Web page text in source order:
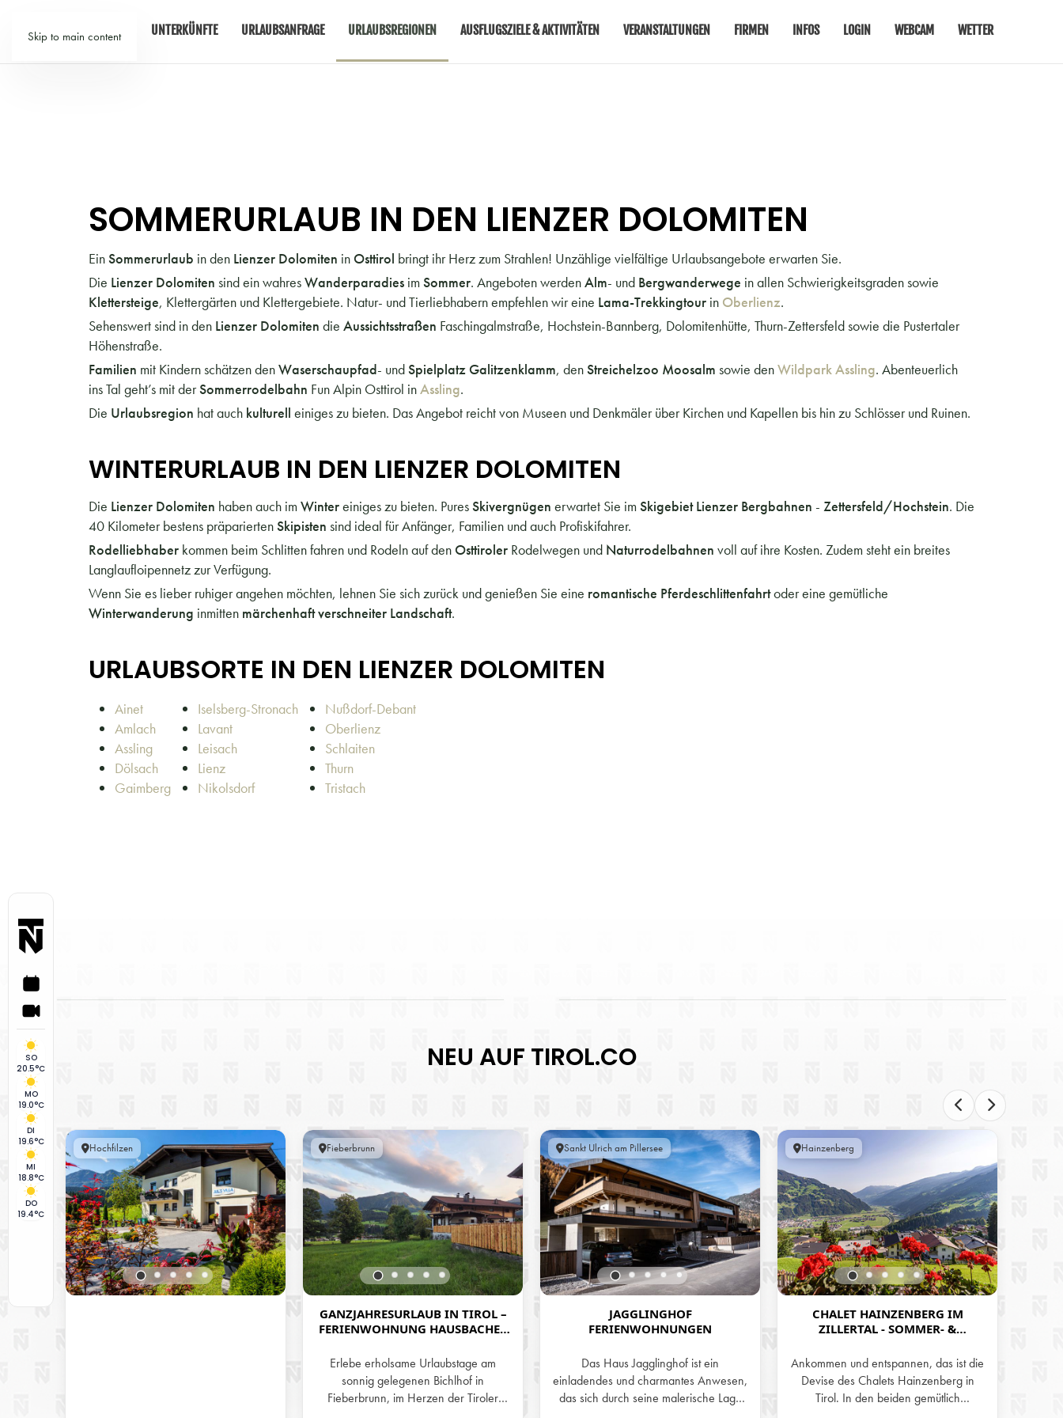
Skip to main content
TIROL UNTERKÜNFTE URLAUBSANFRAGE URLAUBSREGIONEN AUSFLUGSZIELE & AKTIVITÄTEN VERANSTALTUNGEN FIRMEN INFOS LOGIN WEBCAM WETTER
SOMMERURLAUB IN DEN LIENZER DOLOMITEN
EinSommerurlaub in den Lienzer Dolomiten in Osttirol bringt ihr Herz zum Strahlen! Unzählige vielfältige Urlaubsangebote erwarten Sie.
Die Lienzer Dolomiten sind ein wahresWanderparadies im Sommer. Angeboten werdenAlm- und Bergwanderwege in allen Schwierigkeitsgraden sowie
Klettersteige, Klettergärten und Klettergebiete. Natur- und Tierliebhabern empfehlen wir eine Lama-Trekkingtour in Oberlienz.
Sehenswert sind in den Lienzer Dolomiten die Aussichtsstraßen Faschingalmstraße, Hochstein-Bannberg, Dolomitenhütte, Thurn-Zettersfeld sowie die Pustertaler
Höhenstraße.
Familien mit Kindern schätzen denWaserschaupfad- undSpielplatz Galitzenklamm, denStreichelzoo Moosalm sowie denWildpark Assling. Abenteuerlich
ins Tal geht’s mit derSommerrodelbahn Fun Alpin Osttirol inAssling.
Die Urlaubsregion hat auch kulturell einiges zu bieten. Das Angebot reicht von Museen und Denkmäler über Kirchen und Kapellen bis hin zu Schlösser und Ruinen.
WINTERURLAUB IN DEN LIENZER DOLOMITEN
Die Lienzer Dolomiten haben auch im Wintereiniges zu bieten. PuresSkivergnügen erwartet Sie im Skigebiet Lienzer Bergbahnen - Zettersfeld/Hochstein. Die
40 Kilometer bestens präpariertenSkipisten sind ideal für Anfänger, Familien und auch Profiskifahrer.
Rodelliebhaber kommen beim Schlitten fahren und Rodeln auf den Osttiroler Rodelwegen und Naturrodelbahnen voll auf ihre Kosten. Zudem steht ein breites
Langlaufloipennetz zur Verfügung.
Wenn Sie es lieber ruhiger angehen möchten, lehnen Sie sich zurück und genießen Sie eine romantische Pferdeschlittenfahrtoder eine gemütliche
Winterwanderung inmitten märchenhaft verschneiter Landschaft.
URLAUBSORTE IN DEN LIENZER DOLOMITEN
Ainet
Amlach
Assling
Dölsach
Gaimberg
Iselsberg-Stronach
Lavant
Leisach
Lienz
Nikolsdorf
Nußdorf-Debant
Oberlienz
Schlaiten
Thurn
Tristach
SO
20.5°C
MO
19.0°C
DI
19.6°C
MI
18.8°C
DO
19.4°C
NEU AUF TIROL.CO
Hochfilzen Fieberbrunn
GANZJAHRESURLAUB IN TIROL –
FERIENWOHNUNG HAUSBACHER
Erlebe erholsame Urlaubstage am
sonnig gelegenen Bichlhof in
Fieberbrunn, im Herzen der Tiroler
Sankt Ulrich am Pillersee
JAGGLINGHOF
FERIENWOHNUNGEN
Das Haus Jagglinghof ist ein
einladendes und charmantes Anwesen,
das sich durch seine malerische Lage
Hainzenberg
CHALET HAINZENBERG IM
ZILLERTAL - SOMMER- &
TIROLS
Ankommen und entspannen, das ist die
Devise des Chalets Hainzenberg in
Tirol. In den beiden gemütlich